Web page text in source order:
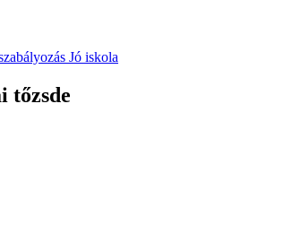
Jó iskola
tőzsde